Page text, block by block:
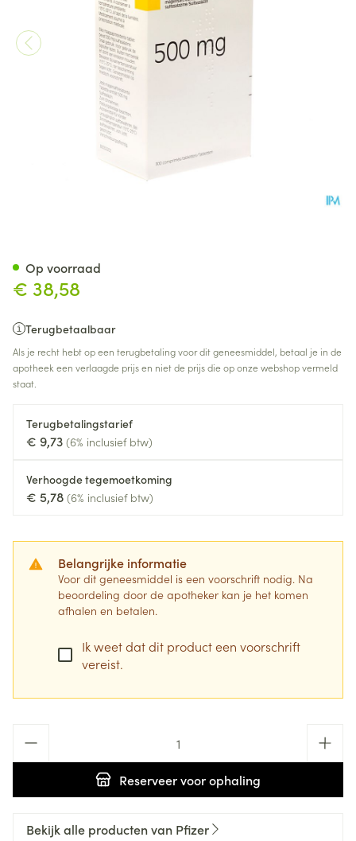
€ 38,58
Terugbetaalbaar
Als je recht hebt op een terugbetaling voor dit geneesmiddel, betaal je in de
apotheek een verlaagde prijs en niet de prijs die op onze webshop vermeld
staat.
Terugbetalingstarief
€ 9,73 (6% inclusief btw)
Verhoogde tegemoetkoming
€ 5,78 (6% inclusief btw)
Belangrijke informatie
Voor dit geneesmiddel is een voorschrift nodig. Na
beoordeling door de apotheker kan je het komen
afhalen en betalen.
Ik weet dat dit product een voorschrift
vereist.
Reserveervoor ophaling
Op voorraad
Bekijk alle producten van Pfizer